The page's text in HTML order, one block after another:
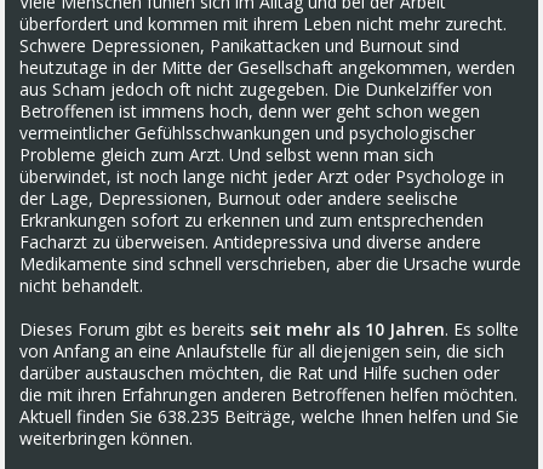
überfordert und kommen mit ihrem Leben nicht mehr zurecht.
Schwere Depressionen, Panikattacken und Burnout sind
heutzutage in der Mitte der Gesellschaft angekommen, werden
aus Scham jedoch oft nicht zugegeben. Die Dunkelziffer von
Betroffenen ist immens hoch, denn wer geht schon wegen
vermeintlicher Gefühlsschwankungen und psychologischer
Probleme gleich zum Arzt. Und selbst wenn man sich
überwindet, ist noch lange nicht jeder Arzt oder Psychologe in
der Lage, Depressionen, Burnout oder andere seelische
Erkrankungen sofort zu erkennen und zum entsprechenden
Facharzt zu überweisen. Antidepressiva und diverse andere
Medikamente sind schnell verschrieben, aber die Ursache wurde
nicht behandelt.
Dieses Forum gibt es bereits seit mehr als 10 Jahren. Es sollte
von Anfang an eine Anlaufstelle für all diejenigen sein, die sich
darüber austauschen möchten, die Rat und Hilfe suchen oder
die mit ihren Erfahrungen anderen Betroffenen helfen möchten.
Aktuell finden Sie 638.235 Beiträge, welche Ihnen helfen und Sie
weiterbringen können.